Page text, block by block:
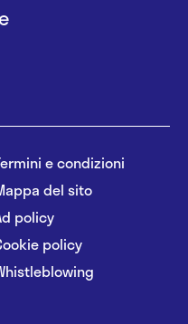
e condizioni
del sito
policy
policy